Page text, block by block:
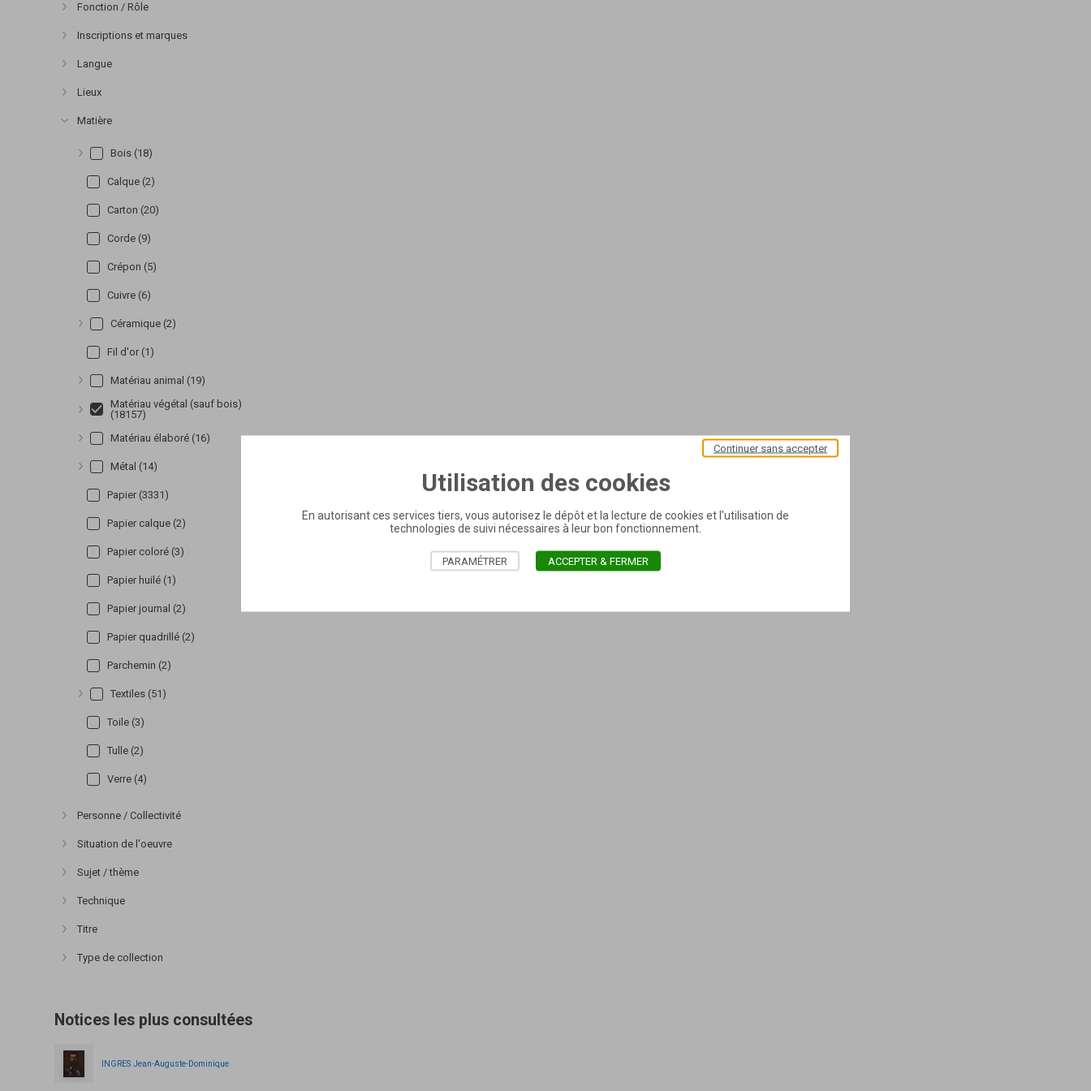
Afficher plus
Fonction / Rôle
Afficher plus
Inscriptions et marques
Afficher plus
Langue
Afficher plus
Lieux
Afficher plus
Matière
Afficher plus
Bois (18)
Calque (2)
Carton (20)
Corde (9)
Crépon (5)
Cuivre (6)
Afficher plusCéramique (2)
Fil d'or (1)
Afficher plusMatériau animal (19)
Afficher plus
Matériau végétal (sauf bois)
(18157)
Afficher plusMatériau élaboré (16)
Afficher plus
Métal (14)
Papier (3331)
Papier calque (2)
Papier coloré (3)
Papier huilé (1)
Papier journal (2)
Papier quadrillé (2)
Parchemin (2)
Afficher plusTextiles (51)
Toile (3)
Tulle (2)
Verre (4)
Afficher plus
Personne / Collectivité
Afficher plus
Situation de l'oeuvre
Afficher plus
Sujet / thème
Afficher plus
Technique
Afficher plus
Titre
Afficher plus
Type de collection
Notices les plus consultées
INGRES Jean-Auguste-Dominique
Utilisation des cookies
En autorisant ces services tiers, vous autorisez le dépôt et la lecture de cookies et l'utilisation de
technologies de suivi nécessaires à leur bon fonctionnement.
Continuer sans accepter
PARAMÉTRER ACCEPTER & FERMER